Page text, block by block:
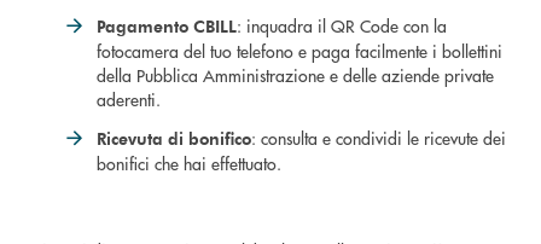
Pagamento CBILL: inquadra il QR Code con la
fotocamera del tuo telefono e paga facilmente i bollettini
della Pubblica Amministrazione e delle aziende private
aderenti.
Ricevuta di bonifico: consulta e condividi le ricevute dei
bonifici che hai effettuato.